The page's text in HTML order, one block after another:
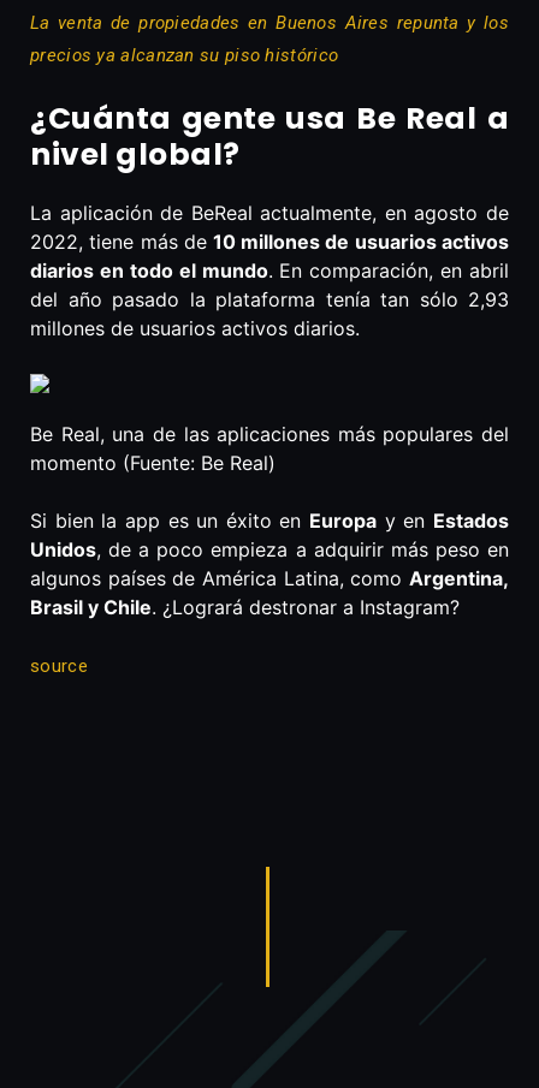
La venta de propiedades en Buenos Aires repunta y los
precios ya alcanzan su piso histórico
¿Cuánta gente usa Be Real a
nivel global?
La aplicación de BeReal actualmente, en agosto de
2022, tiene más de 10 millones de usuarios activos
diarios en todo el mundo. En comparación, en abril
del año pasado la plataforma tenía tan sólo 2,93
millones de usuarios activos diarios.
Be Real, una de las aplicaciones más populares del
momento (Fuente: Be Real)
Si bien la app es un éxito en Europa y en Estados
Unidos, de a poco empieza a adquirir más peso en
algunos países de América Latina, como Argentina,
Brasil y Chile. ¿Logrará destronar a Instagram?
source